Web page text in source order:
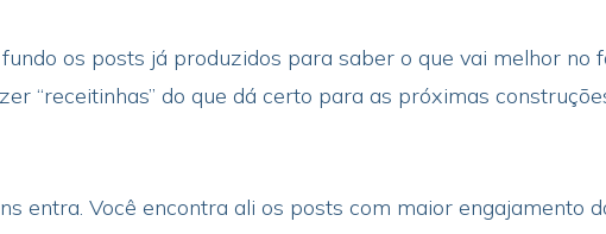
os posts já produzidos para saber o que vai melhor no
“receitinhas” do que dá certo para as próximas
entra. Você encontra ali os posts com maior engajamento